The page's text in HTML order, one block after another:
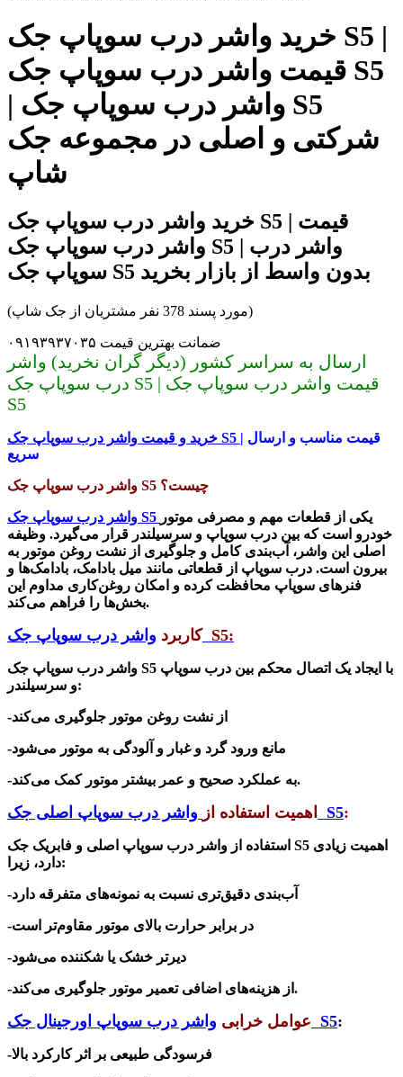
خرید واشر درب سوپاپ جک S5 |
قیمت واشر درب سوپاپ جک S5
| واشر درب سوپاپ جک S5
شرکتی و اصلی در مجموعه جک
شاپ
خرید واشر درب سوپاپ جک S5 | قیمت
واشر درب سوپاپ جک S5 | واشر درب
سوپاپ جک S5 بدون واسط از بازار بخرید
(مورد پسند 378 نفر مشتریان از جک شاپ)
ضمانت بهترین قیمت ۰۹۱۹۳۹۳۷۰۳۵
ارسال به سراسر کشور (دیگر گران نخرید) واشر
درب سوپاپ جک S5 | قیمت واشر درب سوپاپ جک
S5
خرید و قیمت وا شر درب سوپاپ جک S5 | قیمت مناسب و ارسال
سریع
واشر درب سوپاپ جک S5 چیست؟
واشر درب سوپاپ جک S5 یکی از قطعات مهم و مصرفی موتور
خودرو است که بین درب سوپاپ و سرسیلندر قرار می‌گیرد. وظیفه
اصلی این واشر، آب‌بندی کامل و جلوگیری از نشت روغن موتور به
بیرون است. درب سوپاپ از قطعاتی مانند میل بادامک، بادامک‌ها و
فنرهای سوپاپ محافظت کرده و امکان روغن‌کاری مداوم این
بخش‌ها را فراهم می‌کند.
کاربردواشر درب سوپاپ جک S5:
واشر درب سوپاپ جک S5 با ایجاد یک اتصال محکم بین درب سوپاپ
و سرسیلندر:
-از نشت روغن موتور جلوگیری می‌کند
-مانع ورود گرد و غبار و آلودگی به موتور می‌شود
-به عملکرد صحیح و عمر بیشتر موتور کمک می‌کند.
اهمیت استفاده از S5:
استفاده از واشر درب سوپاپ اصلی و فابریک جک S5 اهمیت زیادی
دارد، زیرا:
-آب‌بندی دقیق‌تری نسبت به نمونه‌های متفرقه دارد
-در برابر حرارت بالای موتور مقاوم‌تر است
-دیرتر خشک یا شکننده می‌شود
-از هزینه‌های اضافی تعمیر موتور جلوگیری می‌کند.
عوامل خرابی S5:
-فرسودگی طبیعی بر اثر کارکرد بالا